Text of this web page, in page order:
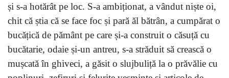
și s-a hotărât pe loc. S-a ambiționat, a vândut niște oi,
chit că știa că se face foc și pară ăl bătrân, a cumpărat o
bucățică de pământ pe care și-a construit o căsuță cu
bucătarie, odaie și-un antreu, s-a străduit să crească o
mușcată în ghiveci, a găsit o slujbuliță la o prăvălie cu